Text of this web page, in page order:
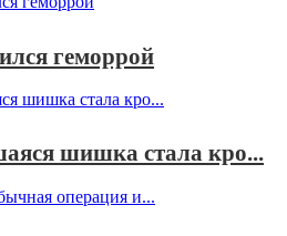
геморрой
шишка стала кро...